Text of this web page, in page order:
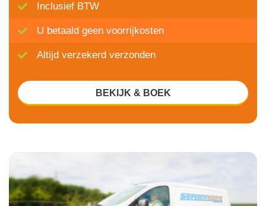
Inclusief BTW
U betaald geen voorrijkosten
Altijd verzekerd verzonden
BEKIJK & BOEK